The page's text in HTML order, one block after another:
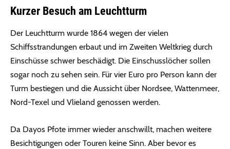
Kurzer Besuch am Leuchtturm
Der Leuchtturm wurde 1864 wegen der vielen
Schiffsstrandungen erbaut und im Zweiten Weltkrieg durch
Einschüsse schwer beschädigt. Die Einschusslöcher sollen
sogar noch zu sehen sein. Für vier Euro pro Person kann der
Turm bestiegen und die Aussicht über Nordsee, Wattenmeer,
Nord-Texel und Vlieland genossen werden.
Da Dayos Pfote immer wieder anschwillt, machen weitere
Besichtigungen oder Touren keine Sinn. Aber bevor es